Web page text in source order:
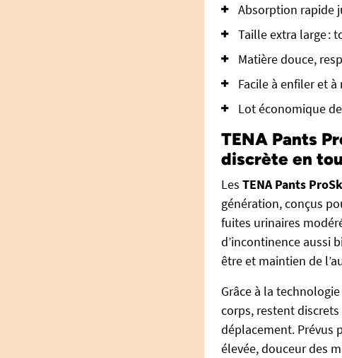
Absorption rapide
Taille extra large :
Matière douce,
Facile à enfiler et à
Lot économique
TENA Pants
discrète en
Les TENA Pants
génération, conçus
fuites urinaires
d’incontinence aussi
être et maintien de
Grâce à la
corps, restent
déplacement. Prévus
élevée, douceur des